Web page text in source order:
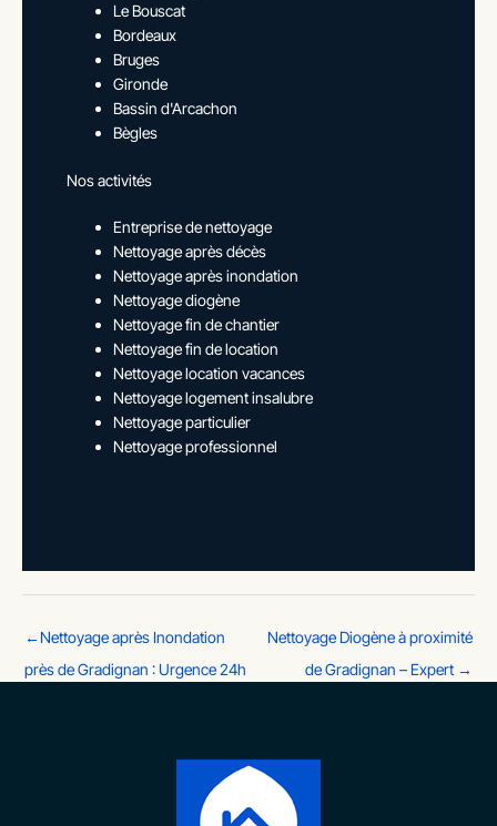
Le Bouscat
Bordeaux
Bruges
Gironde
Bassin d'Arcachon
Bègles
Nos activités
Entreprise de nettoyage
Nettoyage après décès
Nettoyage après inondation
Nettoyage diogène
Nettoyage fin de chantier
Nettoyage fin de location
Nettoyage location vacances
Nettoyage logement insalubre
Nettoyage particulier
Nettoyage professionnel
←Nettoyage après Inondation
près de Gradignan : Urgence 24h
Nettoyage Diogène à proximité
de Gradignan – Expert →